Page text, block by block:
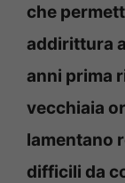
che
addirittura
anni prima
vecchiaia
lamentano
difficili da